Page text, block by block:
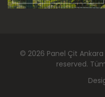
© 2026 Panel Çit
reserved.